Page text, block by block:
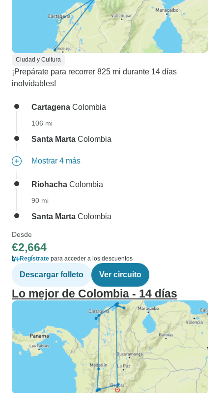
Ciudad y Cultura
¡Prepárate para recorrer 825 mi durante 14 días
inolvidables!
Cartagena Colombia
106 mi
Santa Marta Colombia
Mostrar 4 más
Riohacha Colombia
90 mi
Santa Marta Colombia
Desde
€2,664
Regístrate para acceder a los descuentos
Descargar folleto Ver circuito
Lo mejor de Colombia - 14 días